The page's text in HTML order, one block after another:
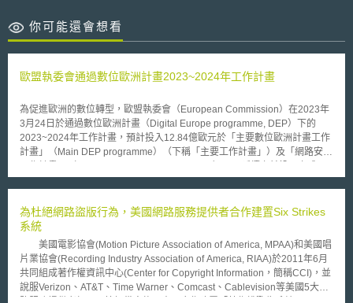
你可能還會想看
歐盟執委會通過數位歐洲計畫2023~2024年工作計畫
為促進歐洲的數位轉型，歐盟執委會（European Commission）在2023年
3月24日於通過數位歐洲計畫（Digital Europe programme, DEP）下的
2023~2024年工作計畫，預計投入12.84億歐元於「主要數位歐洲計畫工作
計畫」（Main DEP programme）（下稱「主要工作計畫」）及「網路安全
果，並加強歐盟對抗網路威脅的集體韌性。 實際上歐盟於2018年即提出第
strategy）嘗試建立符合數位特性的監管框架，藉以提高歐盟的國際競爭
力，發展及加強歐洲的數位能力。數位歐洲計畫包括五個重點領域：超級電
腦（Supercomputers）、人工智慧（Artificial intelligence, AI）、網路安全
及信任（Cybersecurity and trust）、數位技能（Digital skills），以及確保
數位技術在經濟及社會中被廣泛使用。 前述所說的主要工作計畫，其投入
資金為9.095億歐元，重要工作有三。首先，藉由關注氣候和環境保護技
術、數據資料、人工智慧、雲端、網路安全、先進數位技能及部署此些技術
為杜絕網路盜版行為，美國網路服務提供者合作建置Six Strikes
系統
美國電影協會(Motion Picture Association of America, MPAA)和美國唱
片業協會(Recording Industry Association of America, RIAA)於2011年6月
共同組成著作權資訊中心(Center for Copyright Information，簡稱CCI)，並
說服Verizon、AT&T、Time Warner、Comcast、Cablevision等美國5大網